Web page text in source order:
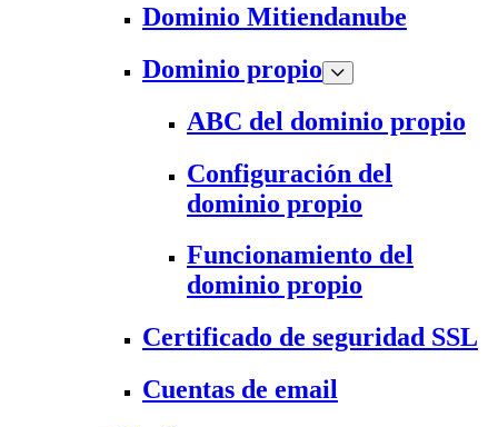
Dominio Mitiendanube
Dominio propio
ABC del dominio propio
Configuración del
dominio propio
Funcionamiento del
dominio propio
Certificado de seguridad SSL
Cuentas de email